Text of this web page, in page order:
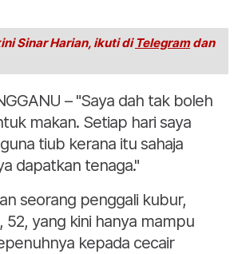
Sinar Harian, ikuti di Telegramdan
– "Saya dah tak boleh
makan. Setiap hari saya
tiub kerana itu sahaja
dapatkan tenaga."
seorang penggali kubur,
52, yang kini hanya mampu
kepada cecair